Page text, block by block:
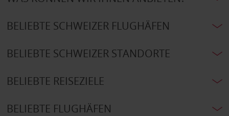
BELIEBTE SCHWEIZER FLUGHÄFEN
BELIEBTE SCHWEIZER STANDORTE
BELIEBTE REISEZIELE
BELIEBTE FLUGHÄFEN